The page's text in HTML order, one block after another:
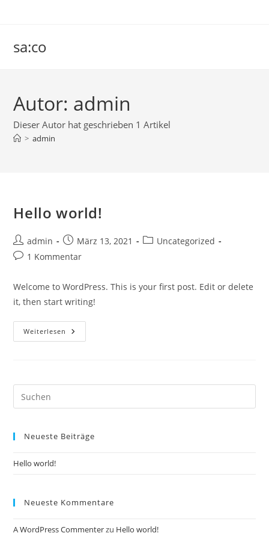
sa:co
Autor: admin
Dieser Autor hat geschrieben 1 Artikel
> admin
Hello world!
Beitrags-
Autor:
admin
Beitrag
veröffentlicht:
März 13, 2021
Beitrags-
Uncategorized
Beitrags-
1 Kommentar
Welcome to WordPress. This is your first post. Edit or delete
it, then start writing!
Weiterlesen Hello
World!
Neueste Beiträge
Hello world!
Neueste Kommentare
A WordPress Commenterzu Hello world!